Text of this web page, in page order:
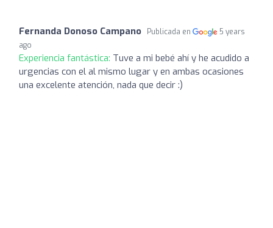
Fernanda Donoso Campano Publicada en
5 years
ago
Experiencia fantástica: Tuve a mi bebé ahí y he acudido a
urgencias con el al mismo lugar y en ambas ocasiones
una excelente atención, nada que decir :)